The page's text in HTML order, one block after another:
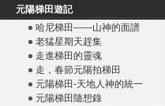
元陽梯田遊記
哈尼梯田——山神的面譜
老猛星期天趕集
走進梯田的靈魂
走，春節元陽拍梯田
元陽梯田-天地人神的統一
元陽梯田隨想錄